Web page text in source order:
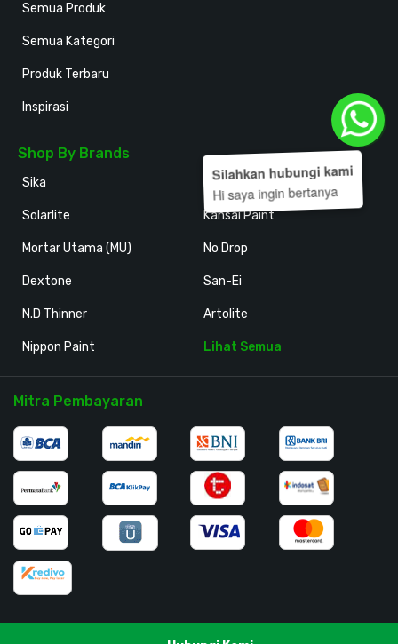
Semua Produk
Semua Kategori
Produk Terbaru
Inspirasi
Shop By Brands
Sika
Solarlite
Mortar Utama (MU)
Dextone
N.D Thinner
Nippon Paint
Holodeck
Kansai Paint
No Drop
San-Ei
Artolite
Lihat Semua
Mitra Pembayaran
Silahkan hubungi kami
Hi saya ingin bertanya